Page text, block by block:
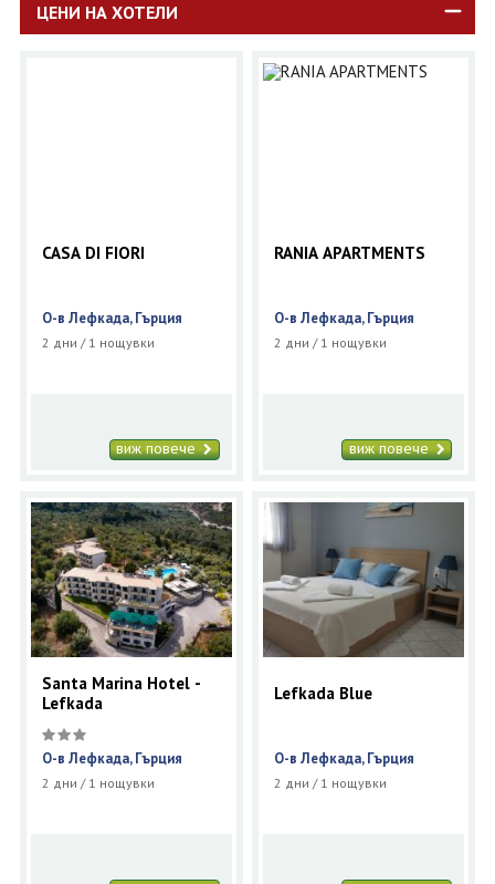
ЦЕНИ НА ХОТЕЛИ
CASA DI FIORI
О-в Лефкада, Гърция
2 дни / 1 нощувки
виж повече
RANIA APARTMENTS
О-в Лефкада, Гърция
2 дни / 1 нощувки
виж повече
Santa Marina Hotel -
Lefkada
О-в Лефкада, Гърция
2 дни / 1 нощувки
Lefkada Blue
О-в Лефкада, Гърция
2 дни / 1 нощувки